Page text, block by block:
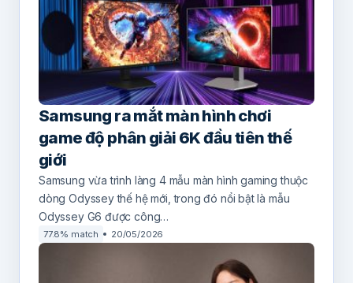
Samsung ra mắt màn hình chơi
game độ phân giải 6K đầu tiên thế
giới
Samsung vừa trình làng 4 mẫu màn hình gaming thuộc
dòng Odyssey thế hệ mới, trong đó nổi bật là mẫu
Odyssey G6 được công…
77.8% match 20/05/2026